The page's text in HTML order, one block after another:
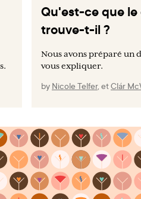
Qu'est-ce que le
trouve-t-il ?
Nous avons préparé un
vous expliquer.
by Nicole Telfer, etClár